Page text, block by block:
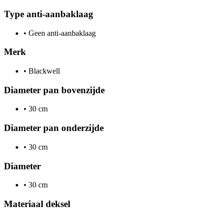
Type anti-aanbaklaag
• Geen anti-aanbaklaag
Merk
• Blackwell
Diameter pan bovenzijde
• 30 cm
Diameter pan onderzijde
• 30 cm
Diameter
• 30 cm
Materiaal deksel